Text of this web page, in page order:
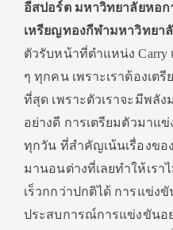
อีสปอร์ต มหาวิทยาลัยหอ
เหรียญทองกีฬามหาวิทยาลั
ตัวรับหน้าที่ตำแหน่ง
ๆ ทุกคน เพราะเราต้องเต
ที่สุด เพราะตัวเราจะมีพลั
อย่างดี การเตรียมตัวมา
ทุกวัน ที่สำคัญเน้นเรื่องขอ
มานอนต่างที่เลยทำให้เร
เร็วกกว่าปกติได้ การแข่ง
ประสบการณ์การแข่งขันอ